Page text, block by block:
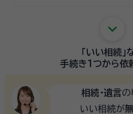
keyboard_arrow_down
「いい相続」
手続き1つから依
相続・遺言の
いい相続が